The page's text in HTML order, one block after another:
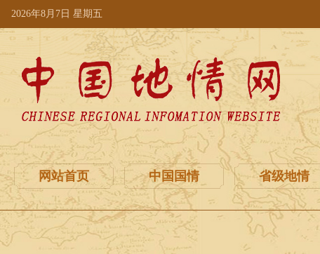
2026年8月7日 星期五
网站首页 中国国情 省级地情